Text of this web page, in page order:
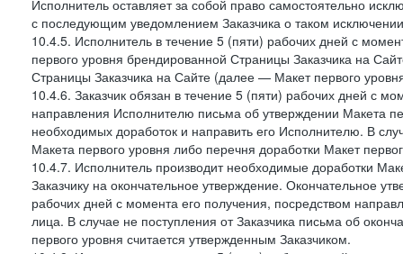
Исполнитель оставляет за собой право самостоятельно
с последующим уведомлением Заказчика о таком
10.4.5. Исполнитель в течение 5 (пяти) рабочих дней с
первого уровня брендированной Страницы Заказчика на
Страницы Заказчика на Сайте (далее — Макет первого
10.4.6. Заказчик обязан в течение 5 (пяти) рабочих дней с
направления Исполнителю письма об утверждении Макета
необходимых доработок и направить его Исполнителю. В
Макета первого уровня либо перечня доработки Макет
10.4.7. Исполнитель производит необходимые доработки
Заказчику на окончательное утверждение. Окончательное
рабочих дней с момента его получения, посредством
лица. В случае не поступления от Заказчика письма об
первого уровня считается утвержденным Заказчиком.